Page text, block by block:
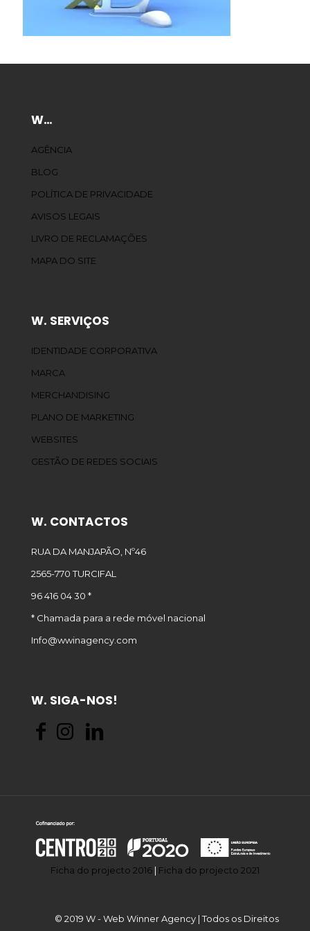
W…
AGÊNCIA
BLOG
POLÍTICA DE PRIVACIDADE
AVISOS LEGAIS
LIVRO DE RECLAMAÇÕES
MAPA DO SITE
W. SERVIÇOS
IDENTIDADE CORPORATIVA
MARCA
MERCHANDISING
PLANO DE MARKETING
WEBSITES
GESTÃO DE REDES SOCIAIS
W. CONTACTOS
RUA DA MANJAPÃO, Nº46
2565-770 TURCIFAL
96 416 04 30 *
* Chamada para a rede móvel nacional
Info@wwinagency.com
W. SIGA-NOS!
Ficha do projecto 2016 | Ficha do projecto 2021
© 2019 W - Web Winner Agency | Todos os Direitos